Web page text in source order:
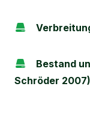
Bestand
Schröder 2007)